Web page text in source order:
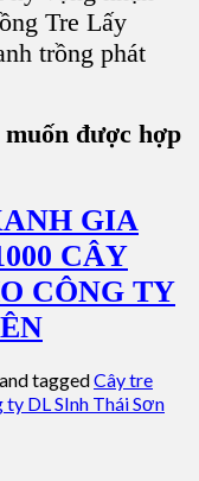
Tre Lấy
trồng phát
được hợp
GIA
CÂY
CÔNG TY
and taggedCây tre
ty DL SInh Thái Sơn